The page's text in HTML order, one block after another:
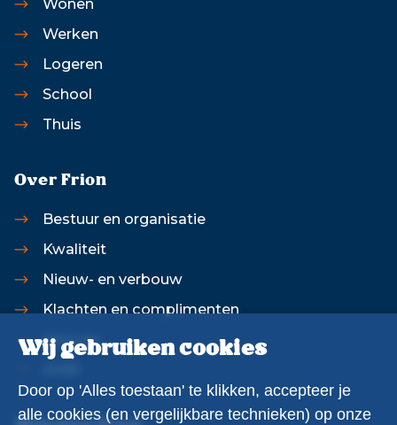
Wonen
Werken
Logeren
School
Thuis
Over Frion
Bestuur en organisatie
Kwaliteit
Nieuw- en verbouw
Klachten en complimenten
Historie
Wij gebruiken cookies
Door op 'Alles toestaan' te klikken, accepteer je
alle cookies (en vergelijkbare technieken) op onze